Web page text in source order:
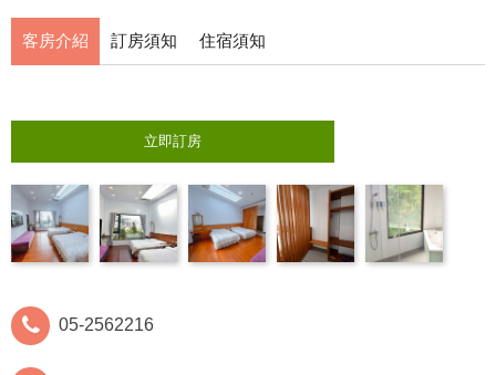
客房介紹 訂房須知 住宿須知
立即訂房
05-2562216